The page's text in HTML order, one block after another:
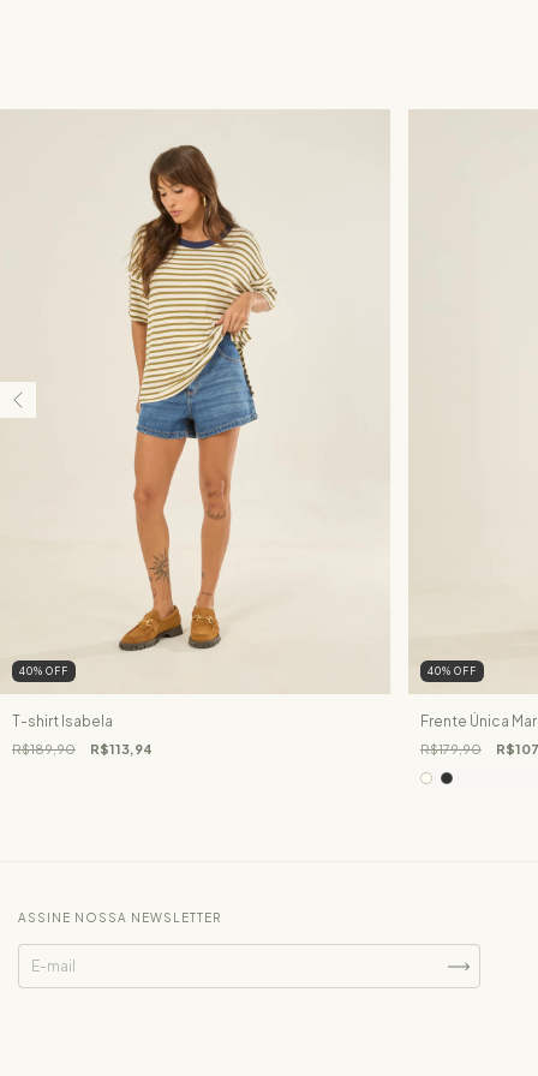
40% OFF
T-shirt Isabela
R$189,90 R$113,94
40% OFF
Frente Única
R$179,90
ASSINE NOSSA NEWSLETTER